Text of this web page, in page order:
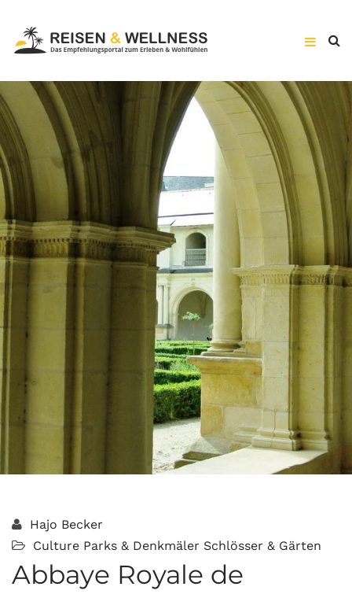
Hajo Becker
Culture Parks & Denkmäler Schlösser & Gärten
Abbaye Royale de